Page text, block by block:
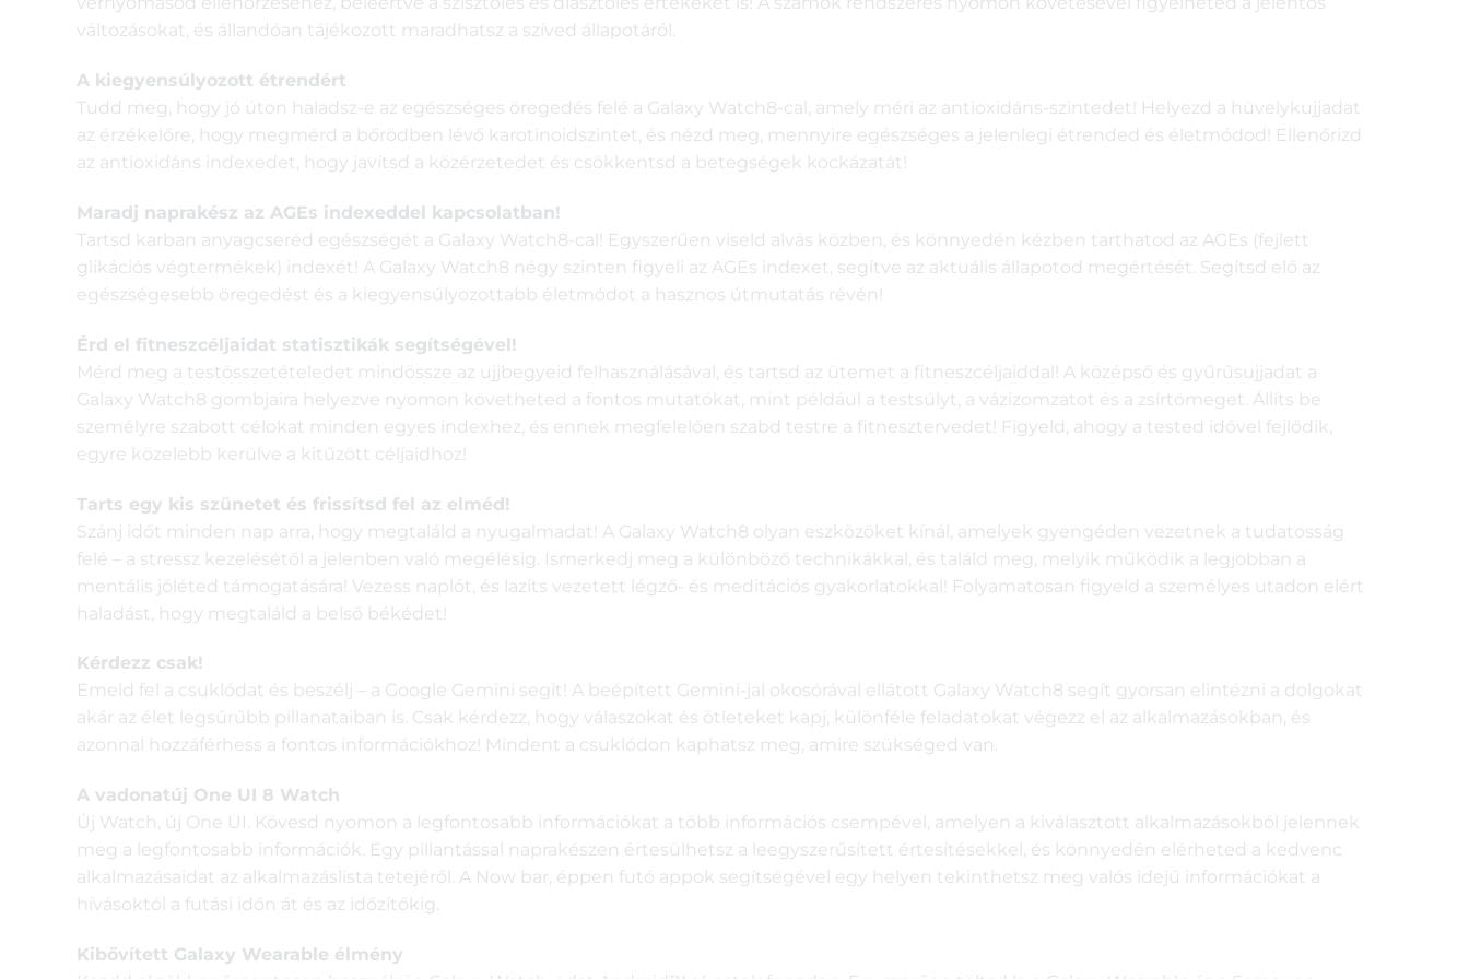
változásokat, és állandóan tájékozott maradhatsz a szíved állapotáról.
A kiegyensúlyozott étrendért
Tudd meg, hogy jó úton haladsz-e az egészséges öregedés felé a Galaxy Watch8-cal, amely méri az antioxidáns-szintedet! Helyezd a hüvelykujjadat
az érzékelőre, hogy megmérd a bőrödben lévő karotinoidszintet, és nézd meg, mennyire egészséges a jelenlegi étrended és életmódod! Ellenőrizd
az antioxidáns indexedet, hogy javítsd a közérzetedet és csökkentsd a betegségek kockázatát!
Maradj naprakész az AGEs indexeddel kapcsolatban!
Tartsd karban anyagcseréd egészségét a Galaxy Watch8-cal! Egyszerűen viseld alvás közben, és könnyedén kézben tarthatod az AGEs (fejlett
glikációs végtermékek) indexét! A Galaxy Watch8 négy szinten figyeli az AGEs indexet, segítve az aktuális állapotod megértését. Segítsd elő az
egészségesebb öregedést és a kiegyensúlyozottabb életmódot a hasznos útmutatás révén!
Érd el fitneszcéljaidat statisztikák segítségével!
Mérd meg a testösszetételedet mindössze az ujjbegyeid felhasználásával, és tartsd az ütemet a fitneszcéljaiddal! A középső és gyűrűsujjadat a
Galaxy Watch8 gombjaira helyezve nyomon követheted a fontos mutatókat, mint például a testsúlyt, a vázizomzatot és a zsírtömeget. Állíts be
személyre szabott célokat minden egyes indexhez, és ennek megfelelően szabd testre a fitnesztervedet! Figyeld, ahogy a tested idővel fejlődik,
egyre közelebb kerülve a kitűzött céljaidhoz!
Tarts egy kis szünetet és frissítsd fel az elméd!
Szánj időt minden nap arra, hogy megtaláld a nyugalmadat! A Galaxy Watch8 olyan eszközöket kínál, amelyek gyengéden vezetnek a tudatosság
felé – a stressz kezelésétől a jelenben való megélésig. Ismerkedj meg a különböző technikákkal, és találd meg, melyik működik a legjobban a
mentális jóléted támogatására! Vezess naplót, és lazíts vezetett légző- és meditációs gyakorlatokkal! Folyamatosan figyeld a személyes utadon elért
haladást, hogy megtaláld a belső békédet!
Kérdezz csak!
Emeld fel a csuklódat és beszélj – a Google Gemini segít! A beépített Gemini-jal okosórával ellátott Galaxy Watch8 segít gyorsan elintézni a dolgokat
akár az élet legsűrűbb pillanataiban is. Csak kérdezz, hogy válaszokat és ötleteket kapj, különféle feladatokat végezz el az alkalmazásokban, és
azonnal hozzáférhess a fontos információkhoz! Mindent a csuklódon kaphatsz meg, amire szükséged van.
A vadonatúj One UI 8 Watch
Új Watch, új One UI. Kövesd nyomon a legfontosabb információkat a több információs csempével, amelyen a kiválasztott alkalmazásokból jelennek
meg a legfontosabb információk. Egy pillantással naprakészen értesülhetsz a leegyszerűsített értesítésekkel, és könnyedén elérheted a kedvenc
alkalmazásaidat az alkalmazáslista tetejéről. A Now bar, éppen futó appok segítségével egy helyen tekinthetsz meg valós idejű információkat a
hívásoktól a futási időn át és az időzítőkig.
Kibővített Galaxy Wearable élmény